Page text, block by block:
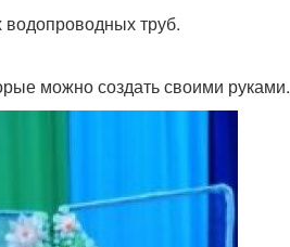
труб.
можно создать своими руками.